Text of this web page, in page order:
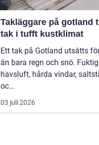
Takläggare på gotland tryggt
tak i tufft kustklimat
Ett tak på Gotland utsätts
än bara regn och snö. Fuktig
havsluft, hårda vindar,
oc...
03 juli 2026